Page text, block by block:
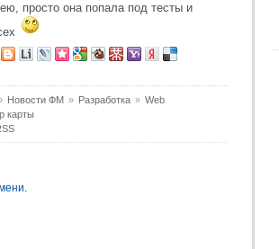
просто она попала под тесты и
Новости ФМ » Разработка » Web
карты